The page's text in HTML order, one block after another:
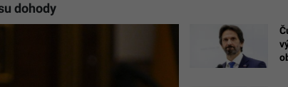
dohody